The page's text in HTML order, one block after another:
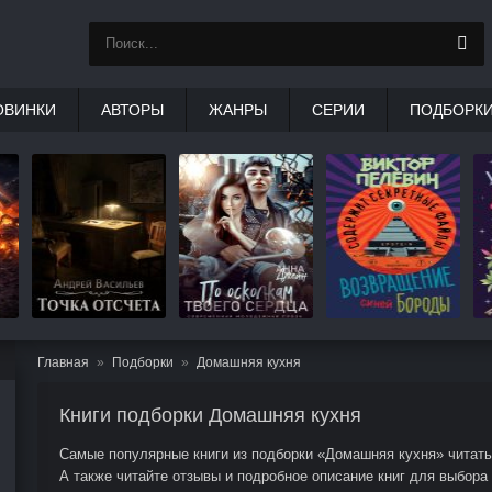
Главная Подборки Домашняя кухня
Книги подборки Домашняя кухня
Самые популярные книги из подборки «Домашняя кухня»
А также читайте отзывы и подробное описание книг для
АВТОРЫ ЖАНРЫ СЕРИИ